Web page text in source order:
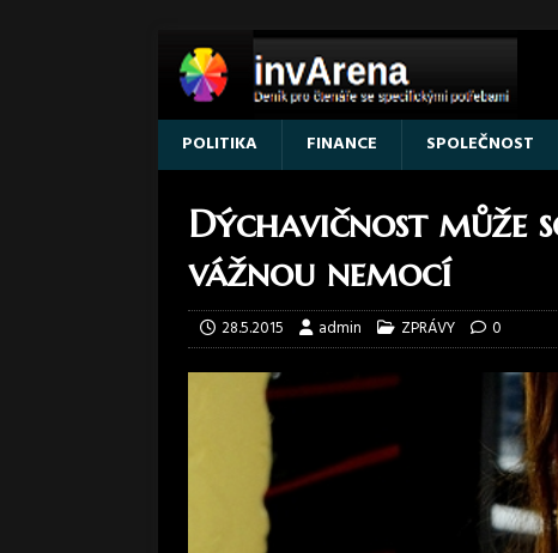
POLITIKA FINANCE SPOLEČNOST
Dýchavičnost může
vážnou nemocí
28.5.2015 admin ZPRÁVY 0